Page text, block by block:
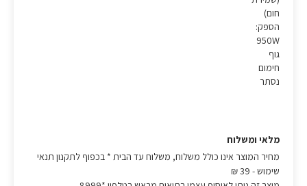
חום)
הספק:
950W
גוף
חימום
נסתר
מלאי ומשלוח
מחיר המוצר אינו כולל משלוח, משלוח עד הבית * בכפוף לתקנון תנאי
שימוש- 39 ₪